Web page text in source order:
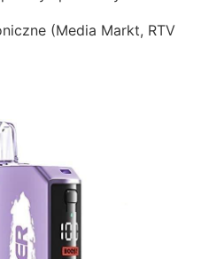
(Media Markt, RTV